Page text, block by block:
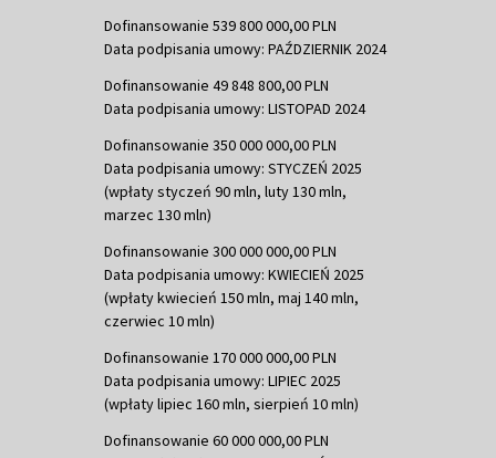
Dofinansowanie 539 800 000,00 PLN
Data podpisania umowy: PAŹDZIERNIK 2024
Dofinansowanie 49 848 800,00 PLN
Data podpisania umowy: LISTOPAD 2024
Dofinansowanie 350 000 000,00 PLN
Data podpisania umowy: STYCZEŃ 2025
(wpłaty styczeń 90 mln, luty 130 mln,
marzec 130 mln)
Dofinansowanie 300 000 000,00 PLN
Data podpisania umowy: KWIECIEŃ 2025
(wpłaty kwiecień 150 mln, maj 140 mln,
czerwiec 10 mln)
Dofinansowanie 170 000 000,00 PLN
Data podpisania umowy: LIPIEC 2025
(wpłaty lipiec 160 mln, sierpień 10 mln)
Dofinansowanie 60 000 000,00 PLN